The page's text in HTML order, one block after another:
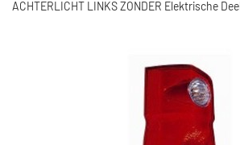
ACHTERLICHT LINKS ZONDER Elektrische Deel